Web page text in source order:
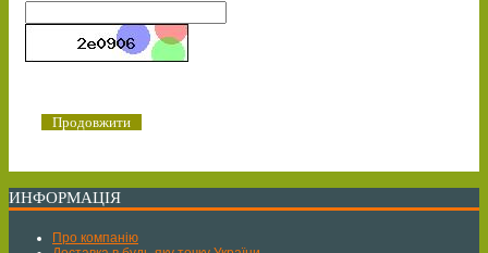
Продовжити
ИНФОРМАЦІЯ
Про компанію